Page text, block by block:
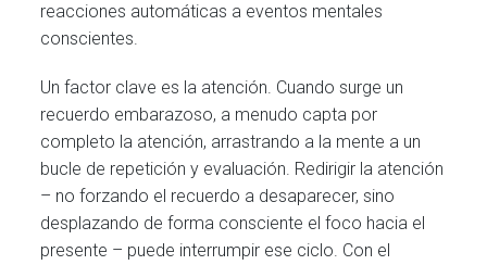
reacciones automáticas a eventos mentales
conscientes.
Un factor clave es la atención. Cuando surge un
recuerdo embarazoso, a menudo capta por
completo la atención, arrastrando a la mente a un
bucle de repetición y evaluación. Redirigir la atención
– no forzando el recuerdo a desaparecer, sino
desplazando de forma consciente el foco hacia el
presente – puede interrumpir ese ciclo. Con el